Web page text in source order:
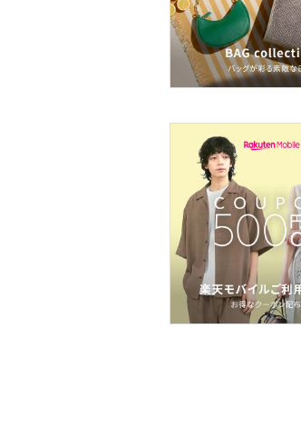
フレグランス
メイク道具・美容器具
コフレ・キット・セット
食器・調理器具・キッチ
ン用品
インテリア・生活雑貨
スマホグッズ・オーディ
オ機器
スポーツ・アウトドア用